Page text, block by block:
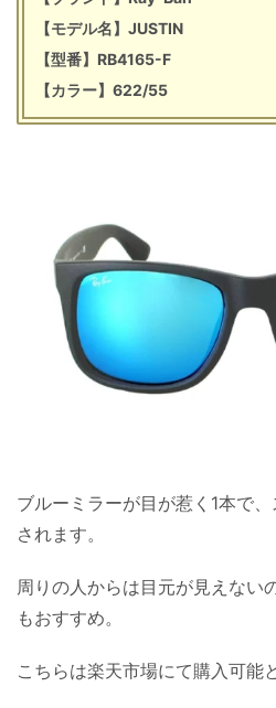
【モデル名】JUSTIN
【型番】RB4165-F
【カラー】622/55
ブルーミラーが目が惹く1本で
されます。
周りの人からは目元が見えない
もおすすめ。
こちらは楽天市場にて購入可能